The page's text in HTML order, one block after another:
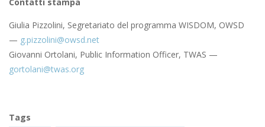
Giulia Pizzolini, Segretariato del programma WISDOM, OWSD
— g.pizzolini@owsd.net
Giovanni Ortolani, Public Information Officer, TWAS —
gortolani@twas.org
Tags